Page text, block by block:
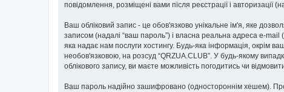
повідомлення, розміщені вами після реєстрації і авторизації
Ваш обліковий запис - це обов'язково унікальне ім'я, яке
записом (надалі “ваш пароль”) і власна реальна адреса e-
яка надає нам послуги хостингу. Будь-яка інформація, окрім
необов'язковою, на розсуд “QRZUA.CLUB”. У будь-якому
облікового запису, ви маєте можливість погодитись чи
Ваш пароль надійно зашифровано (одностороннім хешем).